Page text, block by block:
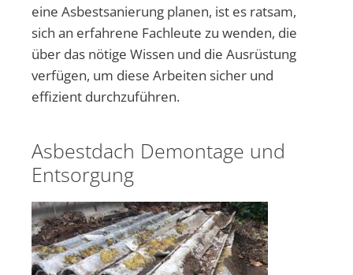
eine Asbestsanierung planen, ist es ratsam,
sich an erfahrene Fachleute zu wenden, die
über das nötige Wissen und die Ausrüstung
verfügen, um diese Arbeiten sicher und
effizient durchzuführen.
Asbestdach Demontage und
Entsorgung